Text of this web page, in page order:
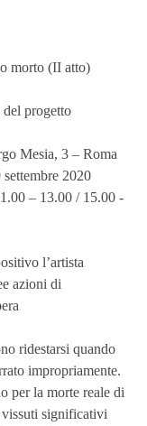
morto (II atto)
progetto
Mesia, 3 – Roma
2020
– 13.00 / 15.00 -
l’artista
azioni di
ridestarsi quando
impropriamente.
per la morte reale di
vissuti significativi